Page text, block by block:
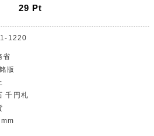
29 Pt
1220
省
版
千円札